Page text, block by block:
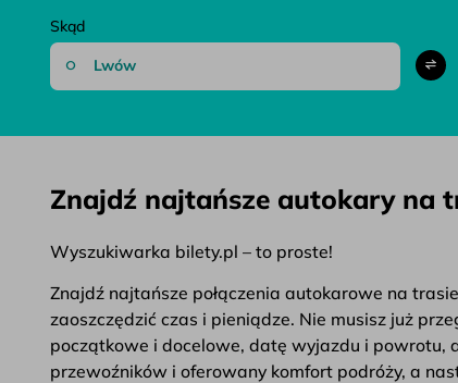
Skąd
Znajdź najtańsze autokary na
Wyszukiwarka bilety.pl – to proste!
Znajdź najtańsze połączenia autokarowe na
zaoszczędzić czas i pieniądze. Nie musisz już
początkowe i docelowe, datę wyjazdu i powrotu,
przewoźników i oferowany komfort podróży, a